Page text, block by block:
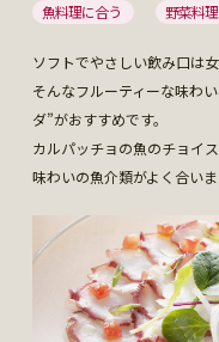
魚料理に合う 野菜料
ソフトでやさしい飲み口は
そんなフルーティーな味わ
ダ”がおすすめです。
カルパッチョの魚のチョイ
味わいの魚介類がよく合いま